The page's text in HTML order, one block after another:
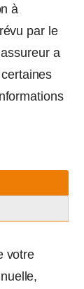
à
par le
a
votre